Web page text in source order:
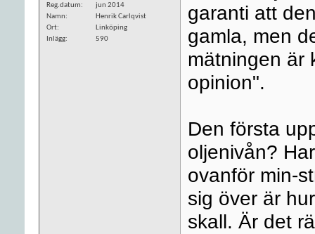
Reg.datum
jun 2014
Namn
Henrik Carlqvist
Ort
Linköping
Inlägg
590
garanti att
gamla, men
mätningen är
opinion".
Den första
oljenivån?
ovanför min-
sig över är
skall. Är det